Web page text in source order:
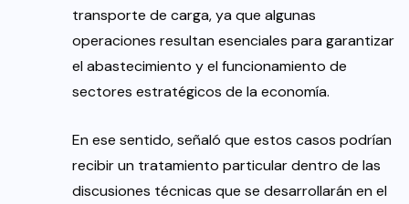
transporte de carga, ya que algunas
operaciones resultan esenciales para garantizar
el abastecimiento y el funcionamiento de
sectores estratégicos de la economía.
En ese sentido, señaló que estos casos podrían
recibir un tratamiento particular dentro de las
discusiones técnicas que se desarrollarán en el